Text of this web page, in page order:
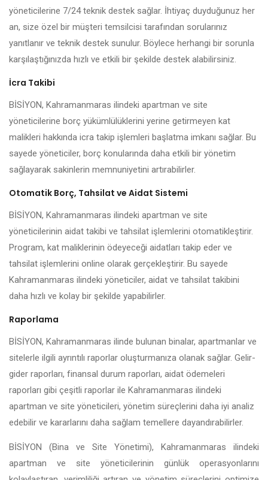
yöneticilerine 7/24 teknik destek sağlar. İhtiyaç duyduğunuz her
an, size özel bir müşteri temsilcisi tarafından sorularınız
yanıtlanır ve teknik destek sunulur. Böylece herhangi bir sorunla
karşılaştığınızda hızlı ve etkili bir şekilde destek alabilirsiniz.
İcra Takibi
BİSİYON, Kahramanmaras ilindeki apartman ve site
yöneticilerine borç yükümlülüklerini yerine getirmeyen kat
malikleri hakkında icra takip işlemleri başlatma imkanı sağlar. Bu
sayede yöneticiler, borç konularında daha etkili bir yönetim
sağlayarak sakinlerin memnuniyetini artırabilirler.
Otomatik Borç, Tahsilat ve Aidat Sistemi
BİSİYON, Kahramanmaras ilindeki apartman ve site
yöneticilerinin aidat takibi ve tahsilat işlemlerini otomatikleştirir.
Program, kat maliklerinin ödeyeceği aidatları takip eder ve
tahsilat işlemlerini online olarak gerçekleştirir. Bu sayede
Kahramanmaras ilindeki yöneticiler, aidat ve tahsilat takibini
daha hızlı ve kolay bir şekilde yapabilirler.
Raporlama
BİSİYON, Kahramanmaras ilinde bulunan binalar, apartmanlar ve
sitelerle ilgili ayrıntılı raporlar oluşturmanıza olanak sağlar. Gelir-
gider raporları, finansal durum raporları, aidat ödemeleri
raporları gibi çeşitli raporlar ile Kahramanmaras ilindeki
apartman ve site yöneticileri, yönetim süreçlerini daha iyi analiz
edebilir ve kararlarını daha sağlam temellere dayandırabilirler.
BİSİYON (Bina ve Site Yönetimi), Kahramanmaras ilindeki
apartman ve site yöneticilerinin günlük operasyonlarını